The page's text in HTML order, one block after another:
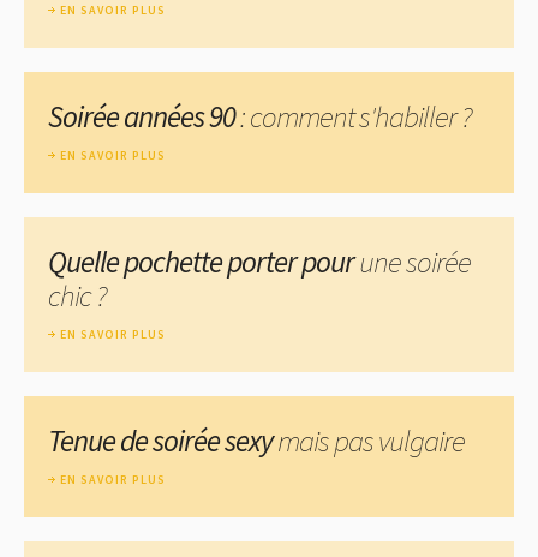
EN SAVOIR PLUS
Soirée années 90: comment s'habiller ?
EN SAVOIR PLUS
Quelle pochette porter pourune soirée
chic ?
EN SAVOIR PLUS
Tenue de soirée sexymais pas vulgaire
EN SAVOIR PLUS